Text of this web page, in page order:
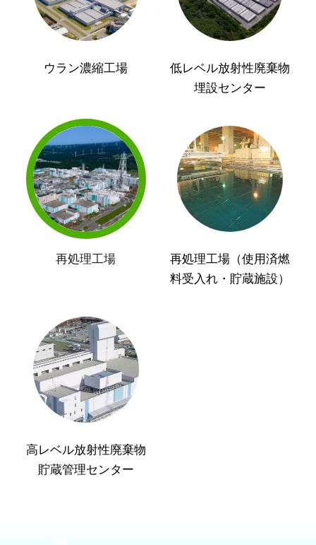
ウラン濃縮工場
低レベル放射性廃棄物
埋設センター
再処理工場
再処理工場（使用済燃
料受入れ・貯蔵施設）
高レベル放射性廃棄物
貯蔵管理センター